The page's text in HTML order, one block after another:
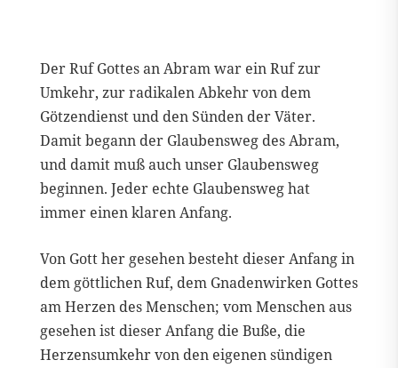
Der Ruf Gottes an Abram war ein Ruf zur
Umkehr, zur radikalen Abkehr von dem
Götzendienst und den Sünden der Väter.
Damit begann der Glaubensweg des Abram,
und damit muß auch unser Glaubensweg
beginnen. Jeder echte Glaubensweg hat
immer einen klaren Anfang.
Von Gott her gesehen besteht dieser Anfang in
dem göttlichen Ruf, dem Gnadenwirken Gottes
am Herzen des Menschen; vom Menschen aus
gesehen ist dieser Anfang die Buße, die
Herzensumkehr von den eigenen sündigen